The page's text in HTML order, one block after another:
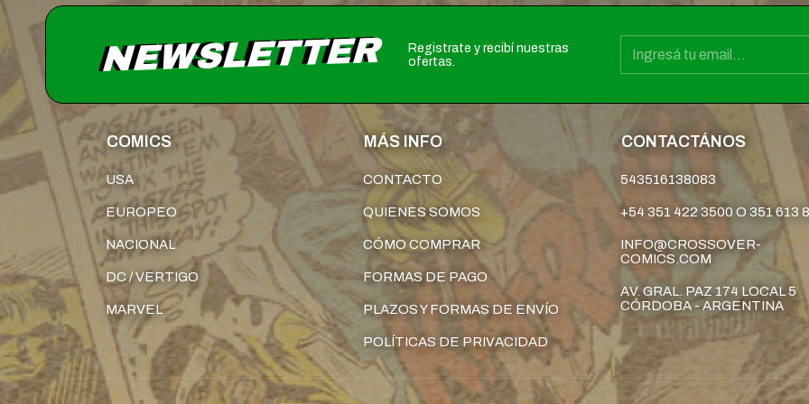
NEWSLETTER
Registrate y recibí nuestras
ofertas.
COMICS
USA
EUROPEO
NACIONAL
DC / VERTIGO
MARVEL
MÁS INFO
CONTACTO
QUIENES SOMOS
CÓMO COMPRAR
FORMAS DE PAGO
PLAZOS Y FORMAS DE ENVÍO
POLÍTICAS DE PRIVACIDAD
CONTACTÁNOS
543516138083
+54 351 422 3500 O 351 613
INFO@CROSSOVER-
COMICS.COM
AV. GRAL. PAZ 174 LOCAL 5
CÓRDOBA - ARGENTINA